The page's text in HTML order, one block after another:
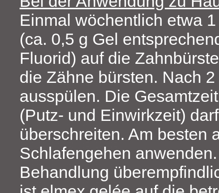
Einmal wöchentlich etwa
(ca. 0,5 g Gel
Fluorid) auf die
die Zähne bürsten. Nach
ausspülen. Die
(Putz- und Einwirkzeit)
überschreiten. Am besten
Schlafengehen
Behandlung